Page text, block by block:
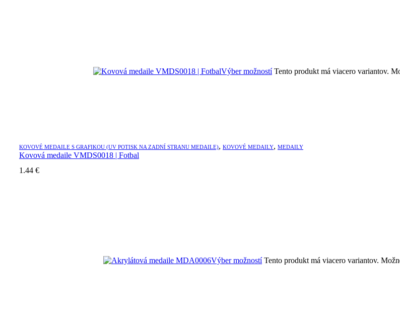
Výber možností Tento produkt má viacero variantov.
KOVOVÉ MEDAILE S GRAFIKOU (UV POTISK NA ZADNÍ STRANU MEDAILE), KOVOVÉ MEDAILY, MEDAILY
Kovová medaile VMDS0018 | Fotbal
1.44 €
Výber možností Tento produkt má viacero variantov.